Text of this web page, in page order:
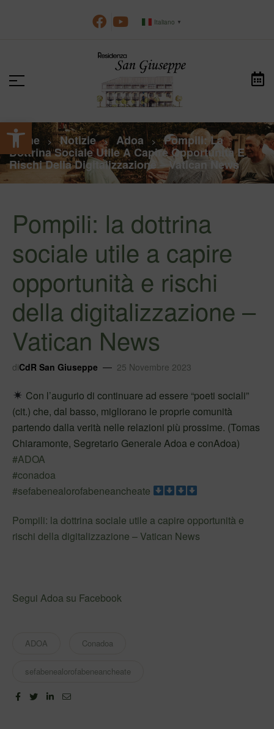
Apri la barra degli strumenti
Italiano ▼
Home > Notizie > Adoa > Pompili: La
Dottrina Sociale Utile A Capire Opportunità E
Rischi Della Digitalizzazione – Vatican News
Pompili: la dottrina
sociale utile a capire
opportunità e rischi
della digitalizzazione –
Vatican News
diCdR San Giuseppe 25 Novembre 2023
Con l’augurio di continuare ad essere “poeti sociali”
(cit.) che, dal basso, migliorano le proprie comunità
partendo dalla verità nelle relazioni più prossime. (Tomas
Chiaramonte, Segretario Generale Adoa e conAdoa)
#ADOA
#conadoa
#sefabenealorofabeneancheate
Pompili: la dottrina sociale utile a capire opportunità e
rischi della digitalizzazione – Vatican News
Segui Adoa su Facebook
ADOA Conadoa
sefabenealorofabeneancheate
FacebookTwitterLinkedin
Email